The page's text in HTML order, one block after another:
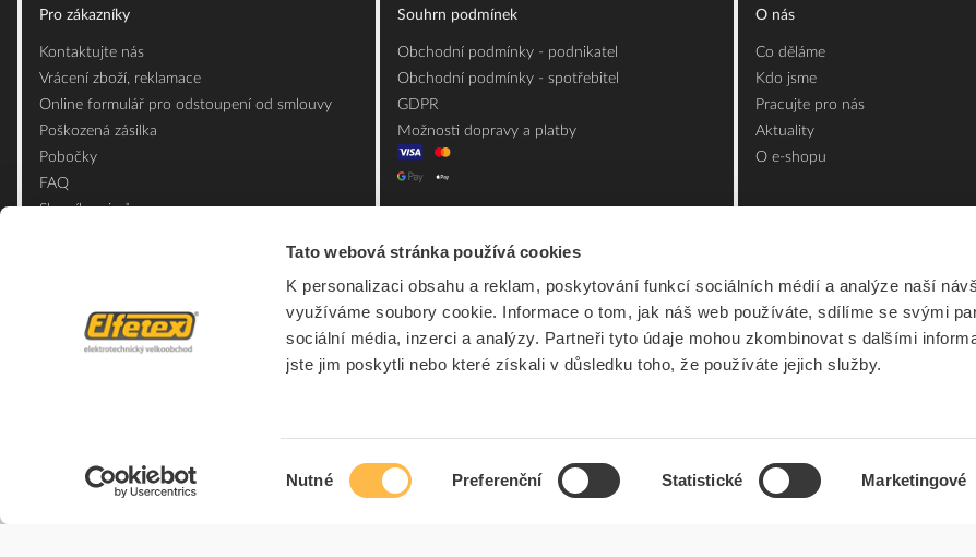
Tato webová stránka používá cookies
K personalizaci obsahu a reklam, poskytování funkcí sociálních médií a analýze naší
využíváme soubory cookie. Informace o tom, jak náš web používáte, sdílíme se svými
sociální média, inzerci a analýzy. Partneři tyto údaje mohou zkombinovat s dalšími
jste jim poskytli nebo které získali v důsledku toho, že používáte jejich služby.
Nutné Preferenční Statistické Marketingové
Pro zákazníky
Kontaktujte nás
Vrácení zboží, reklamace
Online formulář pro odstoupení od smlouvy
Poškozená zásilka
Pobočky
FAQ
Slovník pojmů
Souhrn podmínek
Obchodní podmínky - podnikatel
Obchodní podmínky - spotřebitel
GDPR
Možnosti dopravy a platby
O nás
Co děláme
Kdo jsme
Pracujte pro nás
Aktuality
O e-shopu